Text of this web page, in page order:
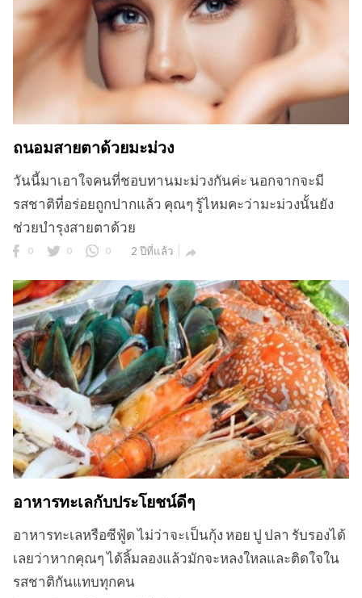
ถนอมสายตาด้วยมะม่วง
วันนี้มาเอาใจคนที่ชอบทานมะม่วงกันค่ะ นอกจากจะมี
รสชาติที่อร่อยถูกปากแล้ว คุณๆ รู้ไหมคะว่ามะม่วงนั้นยัง
ช่วยบำรุงสายตาด้วย
0 0 0 2 ปีที่แล้ว 
อาหารทะเลกับประโยชน์ดีๆ
อาหารทะเลหรือซีฟู้ด ไม่ว่าจะเป็นกุ้ง หอย ปู ปลา รับรองได้
เลยว่าหากคุณๆ ได้ลิ้มลองแล้วมักจะหลงใหลและติดใจใน
รสชาติกันแทบทุกคน